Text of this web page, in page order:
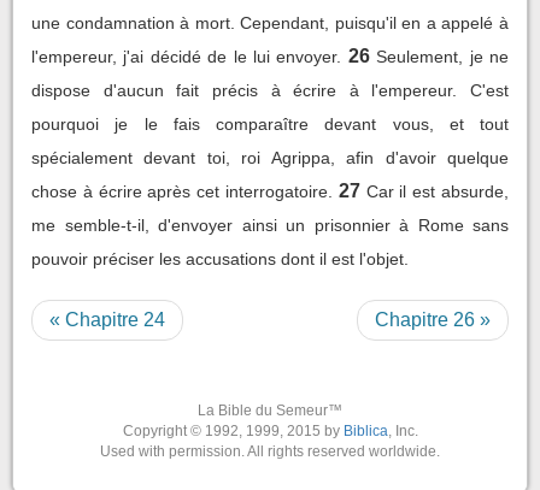
une condamnation à mort. Cependant, puisqu'il en a appelé à
l'empereur, j'ai décidé de le lui envoyer. 26 Seulement, je ne
dispose d'aucun fait précis à écrire à l'empereur. C'est
pourquoi je le fais comparaître devant vous, et tout
spécialement devant toi, roi Agrippa, afin d'avoir quelque
chose à écrire après cet interrogatoire. 27 Car il est absurde,
me semble-t-il, d'envoyer ainsi un prisonnier à Rome sans
pouvoir préciser les accusations dont il est l'objet.
« Chapitre 24 Chapitre 26 »
La Bible du Semeur™
Copyright © 1992, 1999, 2015 by Biblica, Inc.
Used with permission. All rights reserved worldwide.